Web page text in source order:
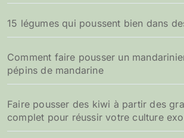
15 légumes qui poussent bien dans
Comment faire pousser un
pépins de mandarine
Faire pousser des kiwi à partir des
complet pour réussir votre culture